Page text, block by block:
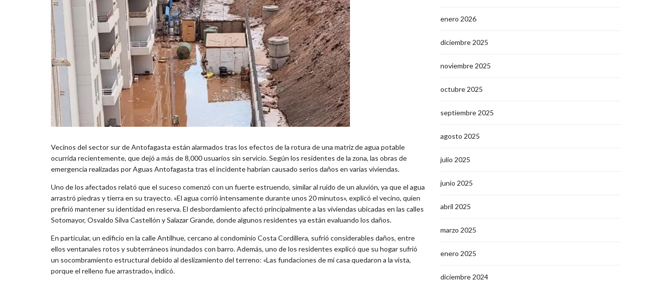
Vecinos del sector sur de Antofagasta están alarmados tras los efectos de la rotura de una matriz de agua potable
ocurrida recientemente, que dejó a más de 8,000 usuarios sin servicio. Según los residentes de la zona, las obras de
emergencia realizadas por Aguas Antofagasta tras el incidente habrían causado serios daños en varias viviendas.
Uno de los afectados relató que el suceso comenzó con un fuerte estruendo, similar al ruido de un aluvión, ya que el agua
arrastró piedras y tierra en su trayecto. «El agua corrió intensamente durante unos 20 minutos», explicó el vecino, quien
prefirió mantener su identidad en reserva. El desbordamiento afectó principalmente a las viviendas ubicadas en las calles
Sotomayor, Osvaldo Silva Castellón y Salazar Grande, donde algunos residentes ya están evaluando los daños.
En particular, un edificio en la calle Antilhue, cercano al condominio Costa Cordillera, sufrió considerables daños, entre
ellos ventanales rotos y subterráneos inundados con barro. Además, uno de los residentes explicó que su hogar sufrió
un socombramiento estructural debido al deslizamiento del terreno: «Las fundaciones de mi casa quedaron a la vista,
porque el relleno fue arrastrado», indicó.
enero 2026
diciembre 2025
noviembre 2025
octubre 2025
septiembre 2025
agosto 2025
julio 2025
junio 2025
abril 2025
marzo 2025
enero 2025
diciembre 2024